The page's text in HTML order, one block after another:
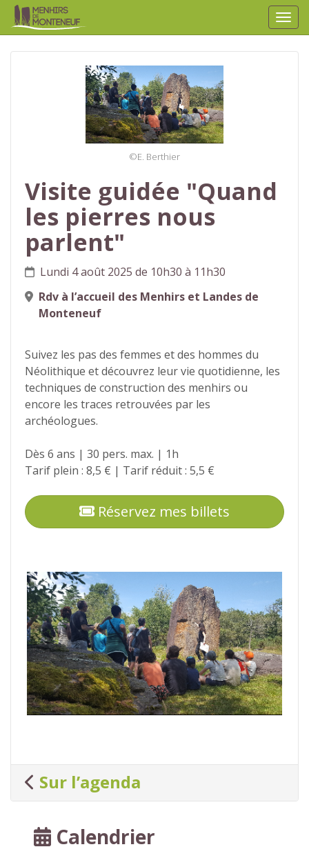
©E. Berthier
Visite guidée "Quand
les pierres nous
parlent"
Lundi 4 août 2025 de 10h30 à 11h30
Rdv à l’accueil des Menhirs et Landes de
Monteneuf
Suivez les pas des femmes et des hommes du
Néolithique et découvrez leur vie quotidienne, les
techniques de construction des menhirs ou
encore les traces retrouvées par les
archéologues.
Dès 6 ans | 30 pers. max. | 1h
Tarif plein : 8,5 € | Tarif réduit : 5,5 €
Réservez mes billets
Photos
Sur l’agenda
Calendrier